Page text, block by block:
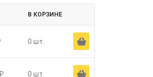
В КОРЗИНЕ
0 шт. Ä
0 шт. Ä